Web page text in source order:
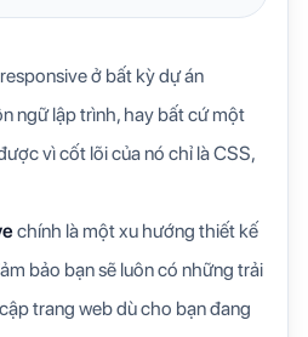
ở bất kỳ dự án
ngữ lập trình, hay bất cứ một
vì cốt lõi của nó chỉ là CSS,
chính là một xu hướng thiết kế
bảo bạn sẽ luôn có những trải
trang web dù cho bạn đang